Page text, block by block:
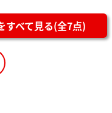
すべて見る(全7点)